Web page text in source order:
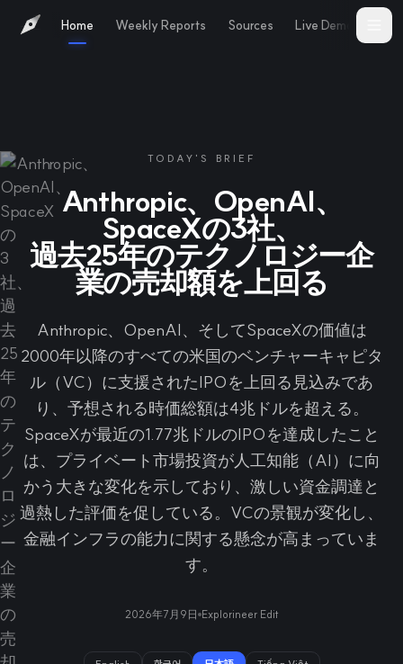
Home Weekly Reports Sources Live Demo
TODAY'S BRIEF
Anthropic、OpenAI、
SpaceXの3社、
過去25年のテクノロジー企
業の売却額を上回る
Anthropic、OpenAI、そしてSpaceXの価値は
2000年以降のすべての米国のベンチャーキャピタ
ル（VC）に支援されたIPOを上回る見込みであ
り、予想される時価総額は4兆ドルを超える。
SpaceXが最近の1.77兆ドルのIPOを達成したこと
は、プライベート市場投資が人工知能（AI）に向
かう大きな変化を示しており、激しい資金調達と
過熱した評価を促している。VCの景観が変化し、
金融インフラの能力に関する懸念が高まっていま
す。
2026年7月9日 Explorineer Edit